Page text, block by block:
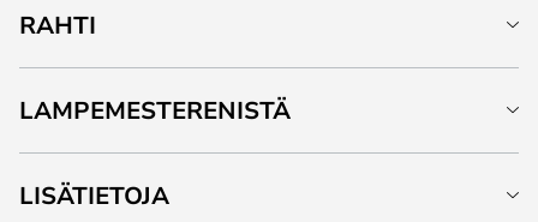
RAHTI
LAMPEMESTERENISTÄ
LISÄTIETOJA